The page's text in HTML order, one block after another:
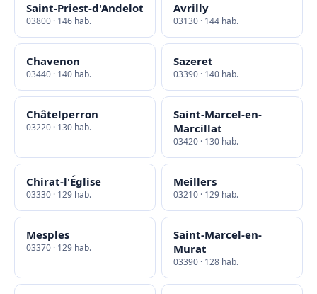
Saint-Priest-d'Andelot
03800 · 146 hab.
Avrilly
03130 · 144 hab.
Chavenon
03440 · 140 hab.
Sazeret
03390 · 140 hab.
Châtelperron
03220 · 130 hab.
Saint-Marcel-en-
Marcillat
03420 · 130 hab.
Chirat-l'Église
03330 · 129 hab.
Meillers
03210 · 129 hab.
Mesples
03370 · 129 hab.
Saint-Marcel-en-
Murat
03390 · 128 hab.